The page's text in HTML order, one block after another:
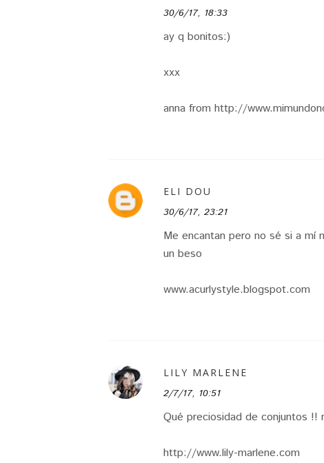
30/6/17, 18:33
ay q bonitos:)
xxx
anna from http://
ELI DOU
30/6/17, 23:21
Me encantan pero no sé si a mí
un beso
www.acurlystyle.blogspot.com
LILY MARLENE
2/7/17, 10:51
Qué preciosidad de conjuntos !!
http://www.lily-marlene.com